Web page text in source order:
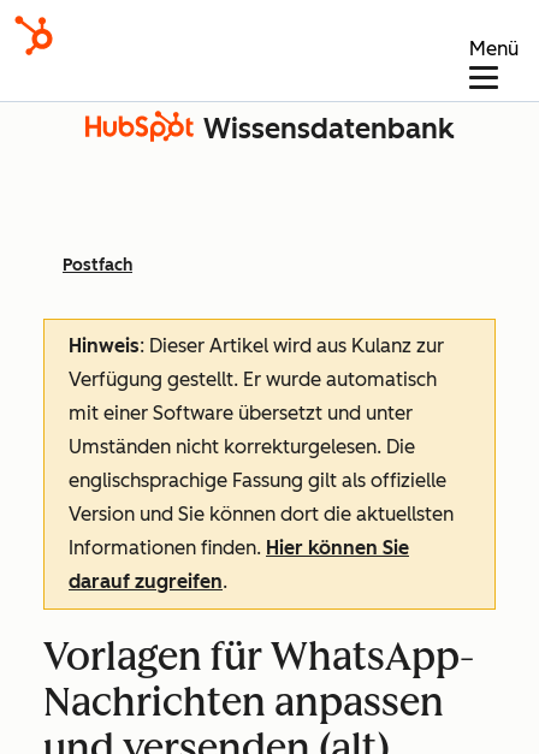
Menü
Wissensdatenbank
Postfach
Hinweis: Dieser Artikel wird aus Kulanz zur
Verfügung gestellt. Er wurde automatisch
mit einer Software übersetzt und unter
Umständen nicht korrekturgelesen. Die
englischsprachige Fassung gilt als offizielle
Version und Sie können dort die aktuellsten
Informationen finden. Hier können Sie
darauf zugreifen.
Vorlagen für WhatsApp-
Nachrichten anpassen